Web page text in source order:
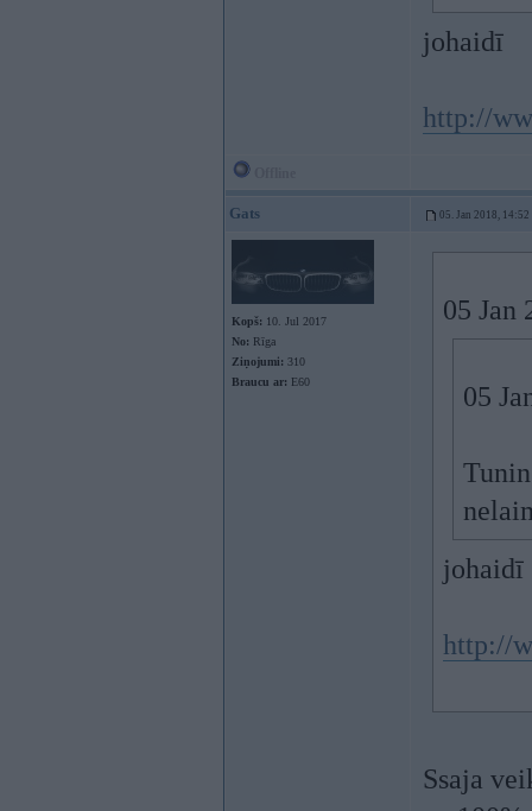
johaidī
http://
Gats 05. Jan 2018, 14:52
Kopš: 10. Jul 2017
No: Rīga
Ziņojumi: 310
Braucu ar: E60
05 Jan
05
johaidī
http://
Ssaja